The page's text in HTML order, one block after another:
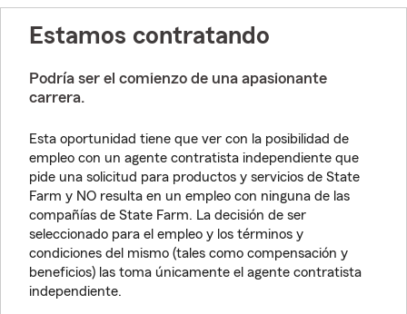
Estamos contratando
Podría ser el comienzo de una apasionante
carrera.
Esta oportunidad tiene que ver con la posibilidad de
empleo con un agente contratista independiente que
pide una solicitud para productos y servicios de State
Farm y NO resulta en un empleo con ninguna de las
compañías de State Farm. La decisión de ser
seleccionado para el empleo y los términos y
condiciones del mismo (tales como compensación y
beneficios) las toma únicamente el agente contratista
independiente.